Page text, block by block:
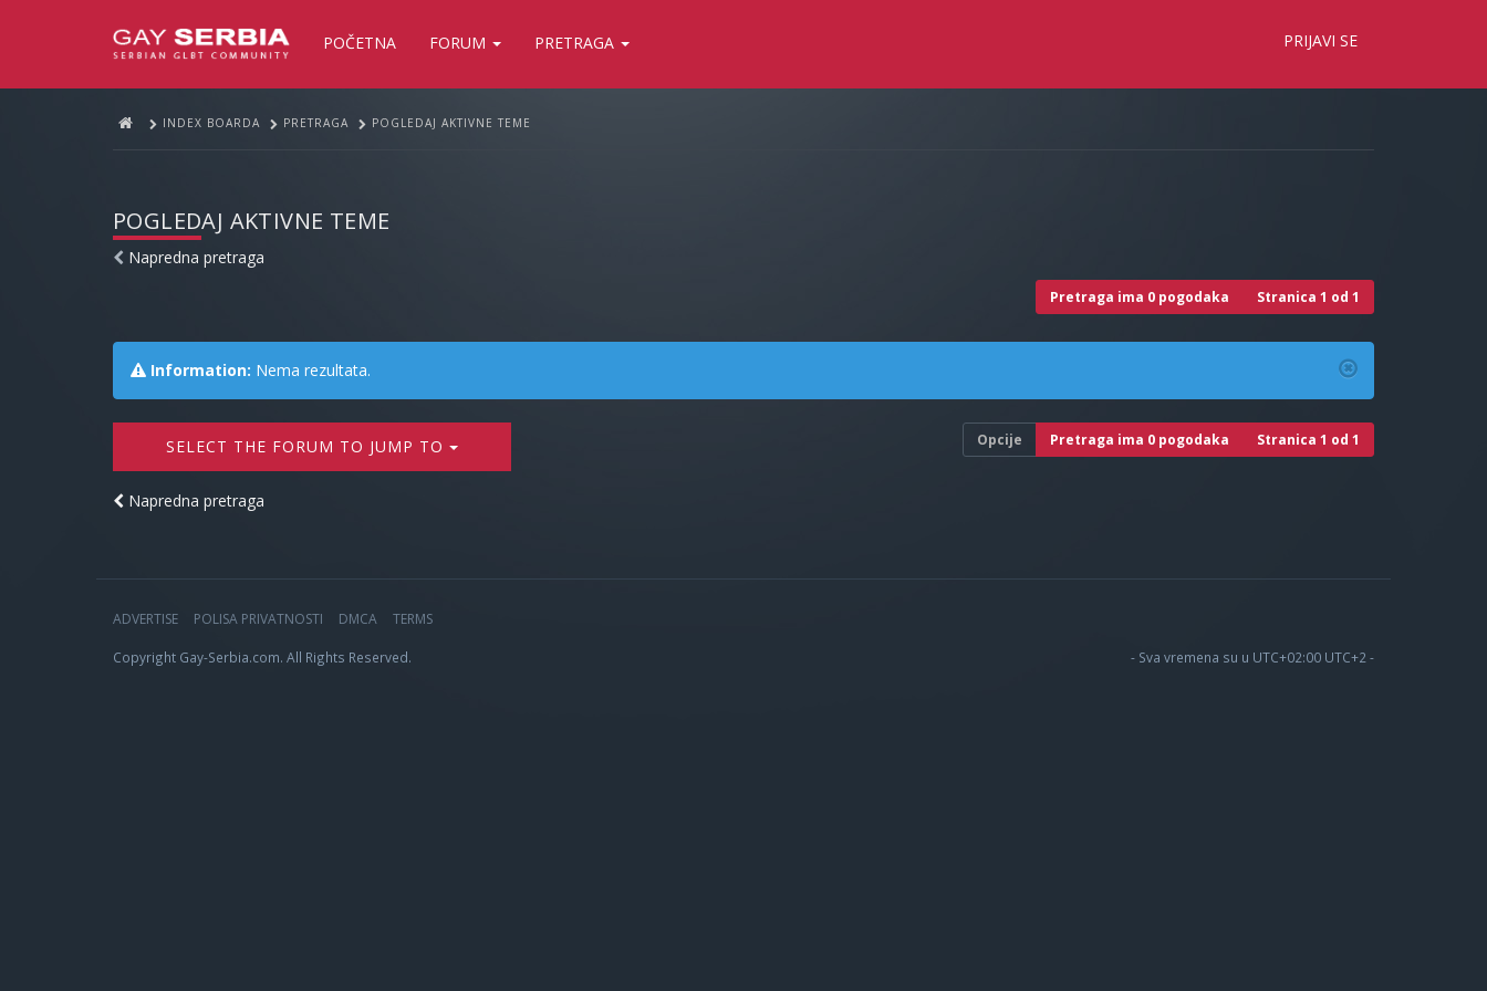
POČETNA FORUM PRETRAGA PRIJAVI SE
INDEX BOARDA PRETRAGA POGLEDAJ AKTIVNE TEME
POGLEDAJ AKTIVNE TEME
Napredna pretraga
Pretraga ima 0 pogodaka Stranica 1 od 1
Information: Nema rezultata.
Opcije Pretraga ima 0 pogodaka Stranica 1 od 1
SELECT THE FORUM TO JUMP TO
Napredna pretraga
ADVERTISE POLISA PRIVATNOSTI DMCA TERMS
Copyright Gay-Serbia.com. All Rights Reserved. - Sva vremena su u UTC+02:00 UTC+2 -